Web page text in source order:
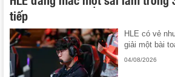
tiếp
HLE có vẻ
giải một bài
04/08/2026